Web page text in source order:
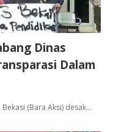
Dinas
Dalam
Bekasi (Bara Aksi) desak…